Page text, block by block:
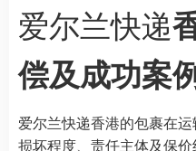
爱尔兰快递
偿及成功案
爱尔兰快递香港的包裹在
损坏程度、责任主体及保